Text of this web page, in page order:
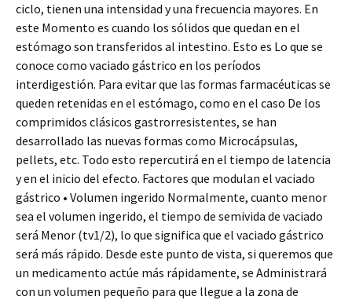
ciclo, tienen una intensidad y una frecuencia mayores. En
este Momento es cuando los sólidos que quedan en el
estómago son transferidos al intestino. Esto es Lo que se
conoce como vaciado gástrico en los períodos
interdigestión. Para evitar que las formas farmacéuticas se
queden retenidas en el estómago, como en el caso De los
comprimidos clásicos gastrorresistentes, se han
desarrollado las nuevas formas como Microcápsulas,
pellets, etc. Todo esto repercutirá en el tiempo de latencia
y en el inicio del efecto. Factores que modulan el vaciado
gástrico • Volumen ingerido Normalmente, cuanto menor
sea el volumen ingerido, el tiempo de semivida de vaciado
será Menor (tv1/2), lo que significa que el vaciado gástrico
será más rápido. Desde este punto de vista, si queremos que
un medicamento actúe más rápidamente, se Administrará
con un volumen pequeño para que llegue a la zona de